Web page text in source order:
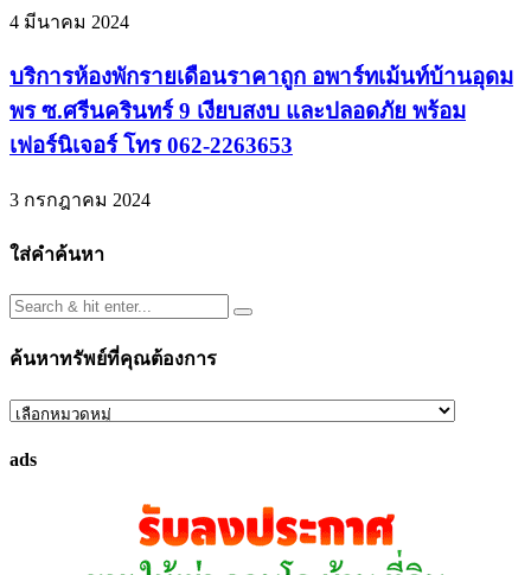
4 มีนาคม 2024
บริการห้องพักรายเดือนราคาถูก อพาร์ทเม้นท์บ้านอุดม
พร ซ.ศรีนครินทร์ 9 เงียบสงบ และปลอดภัย พร้อม
เฟอร์นิเจอร์ โทร 062-2263653
3 กรกฎาคม 2024
ใส่คำค้นหา
ค้นหาทรัพย์ที่คุณต้องการ
ค้นหา
ที่
ads